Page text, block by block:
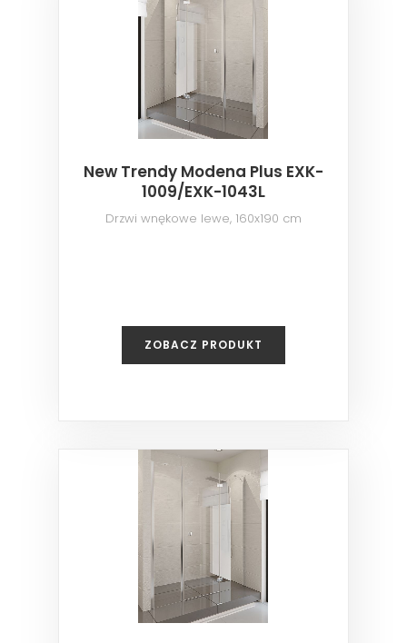
New Trendy Modena Plus EXK-
1009/EXK-1043L
Drzwi wnękowe lewe, 160x190 cm
ZOBACZ PRODUKT